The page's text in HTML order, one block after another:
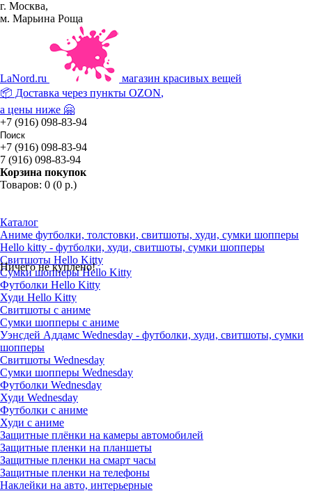
г. Москва,
м. Марьина Роща
LaNord.ru
магазин красивых вещей
📦 Доставка через пункты OZON,
а цены ниже 🤗
+7 (916) 098-83-94
+7 (916) 098-83-94
7 (916) 098-83-94
Корзина покупок
Товаров: 0 (0 р.)
Ничего не куплено!
Каталог
Аниме футболки, толстовки, свитшоты, худи, сумки шопперы
Hello kitty - футболки, худи, свитшоты, сумки шопперы
Свитшоты Hello Kitty
Сумки шопперы Hello Kitty
Футболки Hello Kitty
Худи Hello Kitty
Свитшоты с аниме
Сумки шопперы с аниме
Уэнсдей Аддамс Wednesday - футболки, худи, свитшоты, сумки
шопперы
Свитшоты Wednesday
Сумки шопперы Wednesday
Футболки Wednesday
Худи Wednesday
Футболки с аниме
Худи с аниме
Защитные плёнки на камеры автомобилей
Защитные пленки на планшеты
Защитные пленки на смарт часы
Защитные пленки на телефоны
Наклейки на авто, интерьерные